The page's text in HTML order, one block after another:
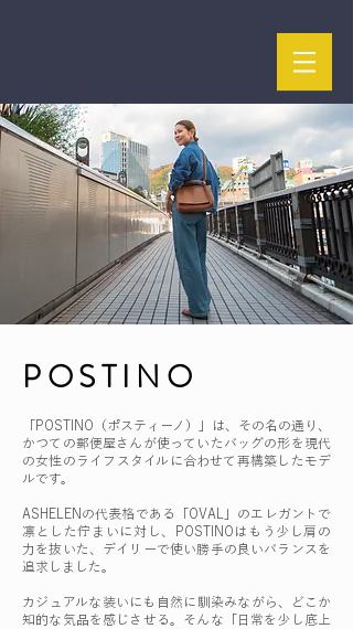
POSTINO
「POSTINO（ポスティーノ）」は、その名の通り、
かつての郵便屋さんが使っていたバッグの形を現代
の女性のライフスタイルに合わせて再構築したモデ
ルです。
ASHELENの代表格である「OVAL」のエレガントで
凛とした佇まいに対し、POSTINOはもう少し肩の
力を抜いた、デイリーで使い勝手の良いバランスを
追求しました。
カジュアルな装いにも自然に馴染みながら、どこか
知的な気品を感じさせる。そんな「日常を少し底上